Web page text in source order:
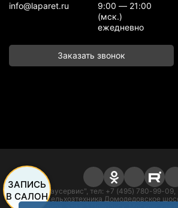
info@laparet.ru
9:00 — 21:00
(мск.)
ежедневно
Заказать звонок
ООО "Баусервис", тел: +7 (495) 780-99-09,
Адрес: п. Сельхозтехника Домодедовское
ЗАПИСЬ
В САЛОН